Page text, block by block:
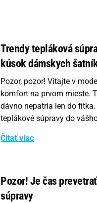
Trendy tepláková
kúsok dámskych
Pozor, pozor! Vitajte v
komfort na prvom mieste.
dávno nepatria len do
teplákové súpravy do
Čítať viac
Pozor! Je čas
súpravy